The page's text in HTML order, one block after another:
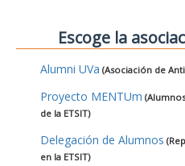
Escoge la
Alumni UVa (Asociación de
Proyecto MENTUm
de la ETSIT)
Delegación de Alumnos
en la ETSIT)